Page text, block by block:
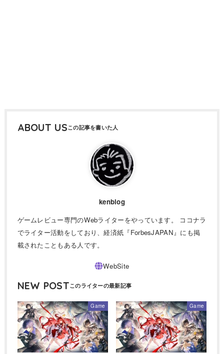
ABOUT US
kenblog
ゲームレビュー専門のWebライターをやっています。 ココナラ
でライター活動をしており、経済紙『ForbesJAPAN』にも掲
載されたこともある人です。
NEW POST
Game Game